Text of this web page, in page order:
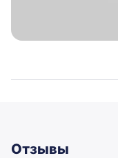
Отзывы